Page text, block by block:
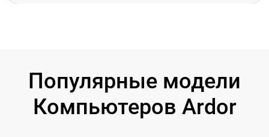
Популярные модели
Компьютеров Ardor